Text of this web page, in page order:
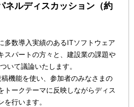
ネルディスカッション（約
多数導入実績のあるITソフトウェア
スパートの方々と、建設業の課題や
いて議論いたします。
機能を使い、参加者のみなさまの
トークテーマに反映しながらディス
を行います。